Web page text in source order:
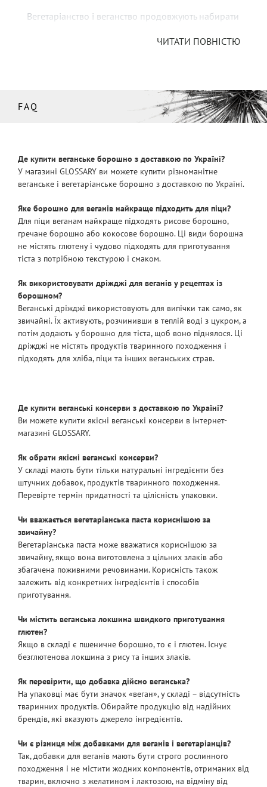
Вегетаріанство і веганство продовжують набирати
багато пояснень – від прагнення до
відмови від продуктів тваринного походження
залишається невпинне зростання уваги до
проблем екології та природоохоронних процесів
популяризацію здорового харчування. Ми
пропонуємо мешканцям України придбати
натуральну органічну продукцію.
СМАЧНА І РІЗНОМАНІТНА ЇЖА БАГАТА БІЛКОМ
ДЛЯ ВЕГАНІВ І ВЕГЕТАРІАНЦІВ
Білки відповідають за ріст м'язової маси, але в
найбагатшому джерелі протеїнів – продуктах
холестерин, а також насичені жири. Але, на щастя,
стейки та омлети – не єдине джерело життєво
необхідного нам білка, його постачальником
легко може бути рослинна їжа. Рослинний білок
за умови правильного підбору калорійності в
меню повністю перекриває потреби людини.
Горіхи. Арахіс, мигдаль, фісташки, фундук, волоські
горіхи – від 29 до 15 г на 100 г.
Кіноа . «Золоте зерно» крім білка (більш як 3 г на
організм не може синтезувати сам.
Нут, квасоля, горох. Містять 6, 5 і 3 г білка на 100 г
бобових, відповідно.
близько 3 г, проте амінокислоти, мінерали,
важливі вітаміни й антиоксиданти в них містяться
в ударних дозах.
Насіння
. Простий, швидкий і зручний спосіб
додати білок у свої страви та салати. Конопля, чіа,
соняшник, кунжут, мак містять від 3 до 1,7 г білка.
кальцій та залізо.
Вегетаріанські продукти й свіжі овочі захистять
здоров'я дорослих та дітей від побічних ефектів,
які можуть бути спричинені гормонами,
антибіотиками та іншими харчовими добавками,
що активно використовуються у тваринництві.
Обираючи веганство як життєву філософію або
дотримуючись обраної дієти за порадою лікаря,
нудної одноманітності у їжі.
ЧИТАТИ ПОВНІСТЮ
FAQ
Де купити веганське борошно з доставкою по Україні?
У магазині GLOSSARY ви можете купити різноманітне
веганське і вегетаріанське борошно з доставкою по Україні.
Яке борошно для веганів найкраще підходить для піци?
Для піци веганам найкраще підходять рисове борошно,
гречане борошно або кокосове борошно. Ці види борошна
не містять глютену і чудово підходять для приготування
тіста з потрібною текстурою і смаком.
Як використовувати дріжджі для веганів у рецептах із
борошном?
Веганські дріжджі використовують для випічки так само, як
звичайні. Їх активують, розчинивши в теплій воді з цукром, а
потім додають у борошно для тіста, щоб воно піднялося. Ці
дріжджі не містять продуктів тваринного походження і
підходять для хліба, піци та інших веганських страв.
Де купити веганські консерви з доставкою по Україні?
Ви можете купити якісні веганські консерви в інтернет-
магазині GLOSSARY.
Як обрати якісні веганські консерви?
У складі мають бути тільки натуральні інгредієнти без
штучних добавок, продуктів тваринного походження.
Перевірте термін придатності та цілісність упаковки.
Чи вважається вегетаріанська паста кориснішою за
звичайну?
Вегетаріанська паста може вважатися кориснішою за
звичайну, якщо вона виготовлена з цільних злаків або
збагачена поживними речовинами. Корисність також
залежить від конкретних інгредієнтів і способів
приготування.
Чи містить веганська локшина швидкого приготування
глютен?
Якщо в складі є пшеничне борошно, то є і глютен. Існує
безглютенова локшина з рису та інших злаків.
Як перевірити, що добавка дійсно веганська?
На упаковці має бути значок «веган», у складі – відсутність
тваринних продуктів. Обирайте продукцію від надійних
брендів, які вказують джерело інгредієнтів.
Чи є різниця між добавками для веганів і вегетаріанців?
Так, добавки для веганів мають бути строго рослинного
походження і не містити жодних компонентів, отриманих від
тварин, включно з желатином і лактозою, на відміну від